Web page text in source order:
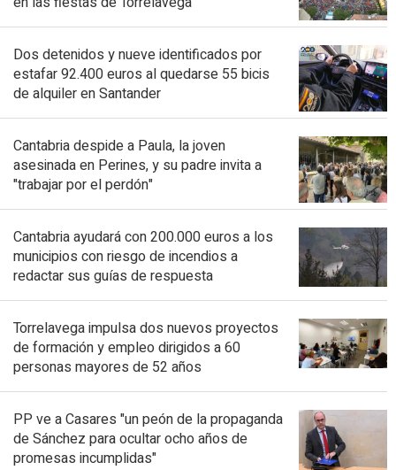
Dos detenidos y nueve identificados por
estafar 92.400 euros al quedarse 55 bicis
de alquiler en Santander
Cantabria despide a Paula, la joven
asesinada en Perines, y su padre invita a
"trabajar por el perdón"
Cantabria ayudará con 200.000 euros a los
municipios con riesgo de incendios a
redactar sus guías de respuesta
Torrelavega impulsa dos nuevos proyectos
de formación y empleo dirigidos a 60
personas mayores de 52 años
PP ve a Casares "un peón de la propaganda
de Sánchez para ocultar ocho años de
promesas incumplidas"